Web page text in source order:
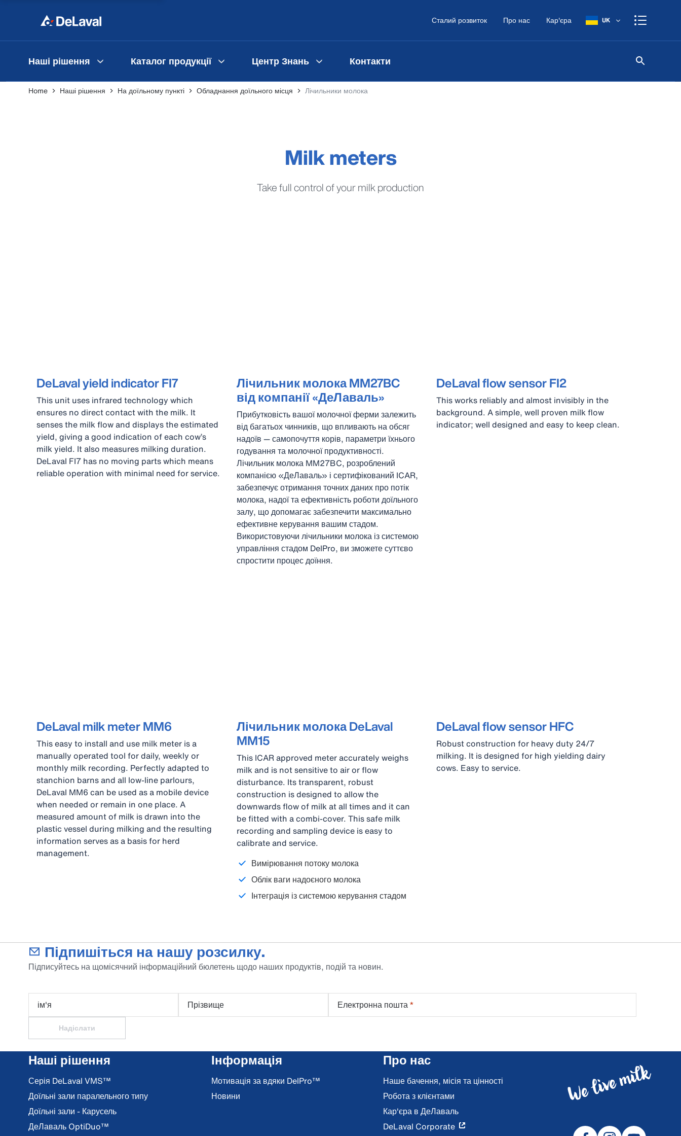
Сталий розвиток Про нас Кар'єра UK
Наші рішення Каталог продукції Центр Знань Контакти
Home Наші рішення На доїльному пункті Обладнання доїльного місця Лічильники молока
Milk meters
Take full control of your milk production
DeLaval yield indicator FI7
This unit uses infrared technology which
ensures no direct contact with the milk. It
senses the milk flow and displays the estimated
yield, giving a good indication of each cow’s
milk yield. It also measures milking duration.
DeLaval FI7 has no moving parts which means
reliable operation with minimal need for service.
Лічильник молока MM27BC
від компанії «ДеЛаваль»
Прибутковість вашої молочної ферми залежить
від багатьох чинників, що впливають на обсяг
надоїв — самопочуття корів, параметри їхнього
годування та молочної продуктивності.
Лічильник молока MM27BC, розроблений
компанією «ДеЛаваль» і сертифікований ICAR,
забезпечує отримання точних даних про потік
молока, надої та ефективність роботи доїльного
залу, що допомагає забезпечити максимально
ефективне керування вашим стадом.
Використовуючи лічильники молока із системою
управління стадом DelPro, ви зможете суттєво
спростити процес доїння.
DeLaval flow sensor FI2
This works reliably and almost invisibly in the
background. A simple, well proven milk flow
indicator; well designed and easy to keep clean.
DeLaval milk meter MM6
This easy to install and use milk meter is a
manually operated tool for daily, weekly or
monthly milk recording. Perfectly adapted to
stanchion barns and all low-line parlours,
DeLaval MM6 can be used as a mobile device
when needed or remain in one place. A
measured amount of milk is drawn into the
plastic vessel during milking and the resulting
information serves as a basis for herd
management.
Лічильник молока DeLaval
MM15
This ICAR approved meter accurately weighs
milk and is not sensitive to air or flow
disturbance. Its transparent, robust
construction is designed to allow the
downwards flow of milk at all times and it can
be fitted with a combi-cover. This safe milk
recording and sampling device is easy to
calibrate and service.
Вимірювання потоку молока
Облік ваги надоєного молока
Інтеграція із системою керування стадом
DeLaval flow sensor HFC
Robust construction for heavy duty 24/7
milking. It is designed for high yielding dairy
cows. Easy to service.
Підпишіться на нашу розсилку.
Підписуйтесь на щомісячний інформаційний бюлетень щодо наших продуктів, подій та новин.
ім'я Прізвище Електронна пошта*
Надіслати
Наші рішення
Серія DeLaval VMS™
Доїльні зали паралельного типу
Доїльні зали - Карусель
ДеЛаваль OptiDuo™
Інформація
Мотивація за вдяки DelPro™
Новини
Про нас
Наше бачення, місія та цінності
Робота з клієнтами
Кар'єра в ДеЛаваль
DeLaval Corporate